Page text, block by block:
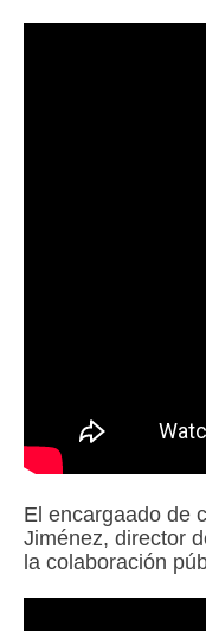
El encargaado de
Jiménez, director
la colaboración